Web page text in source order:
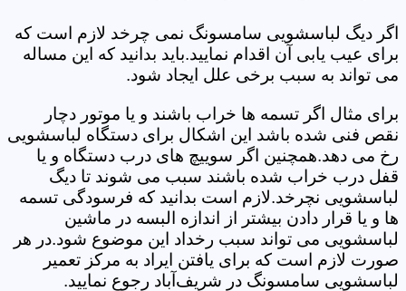
اگر دیگ لباسشویی سامسونگ نمی چرخد لازم است که
برای عیب یابی آن اقدام نمایید.باید بدانید که این مساله
می تواند به سبب برخی علل ایجاد شود.
برای مثال اگر تسمه ها خراب باشند و یا موتور دچار
نقص فنی شده باشد این اشکال برای دستگاه لباسشویی
رخ می دهد.همچنین اگر سوییچ های درب دستگاه و یا
قفل درب خراب شده باشند سبب می شوند تا دیگ
لباسشویی نچرخد.لازم است بدانید که فرسودگی تسمه
ها و یا قرار دادن بیشتر از اندازه البسه در ماشین
لباسشویی می تواند سبب رخداد این موضوع شود.در هر
صورت لازم است که برای یافتن ایراد به مرکز تعمیر
لباسشویی سامسونگ در شریف‌آباد رجوع نمایید.